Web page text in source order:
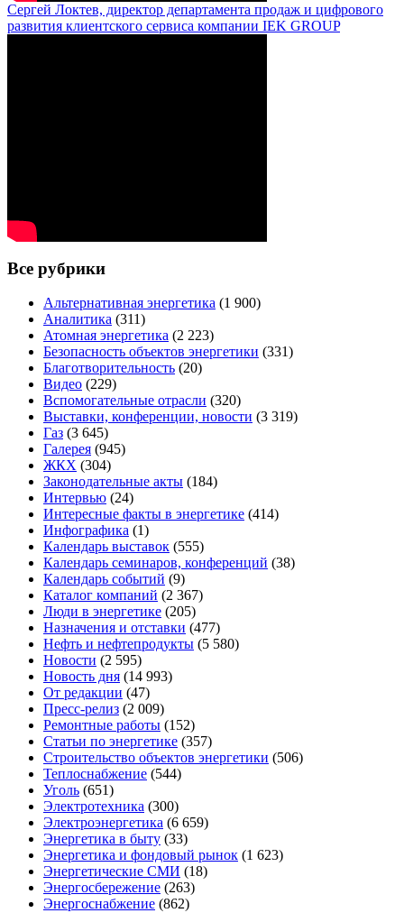
Сергей Локтев, директор департамента продаж и цифрового
развития клиентского сервиса компании IEK GROUP
Все рубрики
Альтернативная энергетика (1 900)
Аналитика (311)
Атомная энергетика (2 223)
Безопасность объектов энергетики (331)
Благотворительность (20)
Видео (229)
Вспомогательные отрасли (320)
Выставки, конференции, новости (3 319)
Газ (3 645)
Галерея (945)
ЖКХ (304)
Законодательные акты (184)
Интервью (24)
Интересные факты в энергетике (414)
Инфографика (1)
Календарь выставок (555)
Календарь семинаров, конференций (38)
Календарь событий (9)
Каталог компаний (2 367)
Люди в энергетике (205)
Назначения и отставки (477)
Нефть и нефтепродукты (5 580)
Новости (2 595)
Новость дня (14 993)
От редакции (47)
Пресс-релиз (2 009)
Ремонтные работы (152)
Статьи по энергетике (357)
Строительство объектов энергетики (506)
Теплоснабжение (544)
Уголь (651)
Электротехника (300)
Электроэнергетика (6 659)
Энергетика в быту (33)
Энергетика и фондовый рынок (1 623)
Энергетические СМИ (18)
Энергосбережение (263)
Энергоснабжение (862)